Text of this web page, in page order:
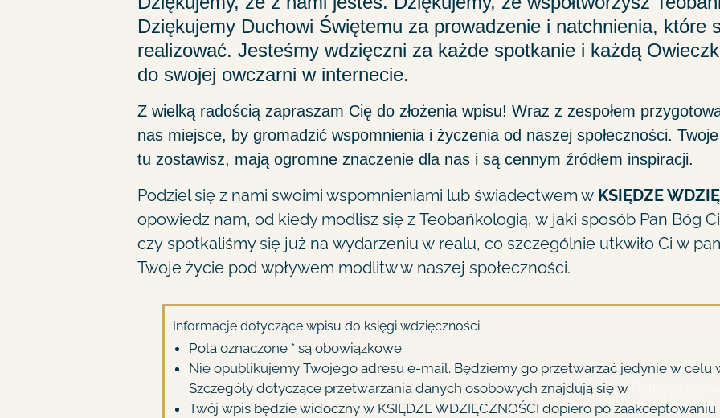
Dziękujemy Duchowi Świętemu za prowadzenie i natchnienia, które
realizować. Jesteśmy wdzięczni za każde spotkanie i każdą
do swojej owczarni w internecie.
Z wielką radością zapraszam Cię do złożenia wpisu! Wraz z zespołem
nas miejsce, by gromadzić wspomnienia i życzenia od naszej społeczności.
tu zostawisz, mają ogromne znaczenie dla nas i są cennym źródłem inspiracji.
Podziel się z nami swoimi wspomnieniami lub świadectwem w KSIĘDZE
opowiedz nam, od kiedy modlisz się z Teobańkologią, w jaki sposób Pan Bóg
czy spotkaliśmy się już na wydarzeniu w realu, co szczególnie utkwiło Ci w
Twoje życie pod wpływem modlitw w naszej społeczności.
Informacje dotyczące wpisu do księgi wdzięczności:
Pola oznaczone * są obowiązkowe.
Nie opublikujemy Twojego adresu e-mail. Będziemy go przetwarzać jedynie w celu
Szczegóły dotyczące przetwarzania danych osobowych znajdują się w
Twój wpis będzie widoczny w KSIĘDZE WDZIĘCZNOŚCI dopiero po